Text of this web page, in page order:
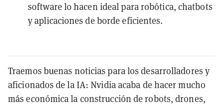
software lo hacen ideal para robótica, chatbots
y aplicaciones de borde eficientes.
Traemos buenas noticias para los desarrolladores y
aficionados de la IA: Nvidia acaba de hacer mucho
más económica la construcción de robots, drones,